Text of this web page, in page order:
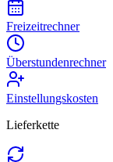
Freizeitrechner
Überstundenrechner
Einstellungskosten
Lieferkette